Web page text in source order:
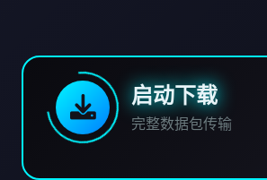
启动下载
完整数据包传输